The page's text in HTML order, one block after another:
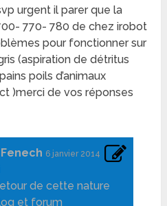
urgent il parer que la
770- 780 de chez irobot
pour fonctionner sur
(aspiration de détritus
poils d’animaux
)merci de vos réponses
6 janvier 2014
de cette nature
et forum